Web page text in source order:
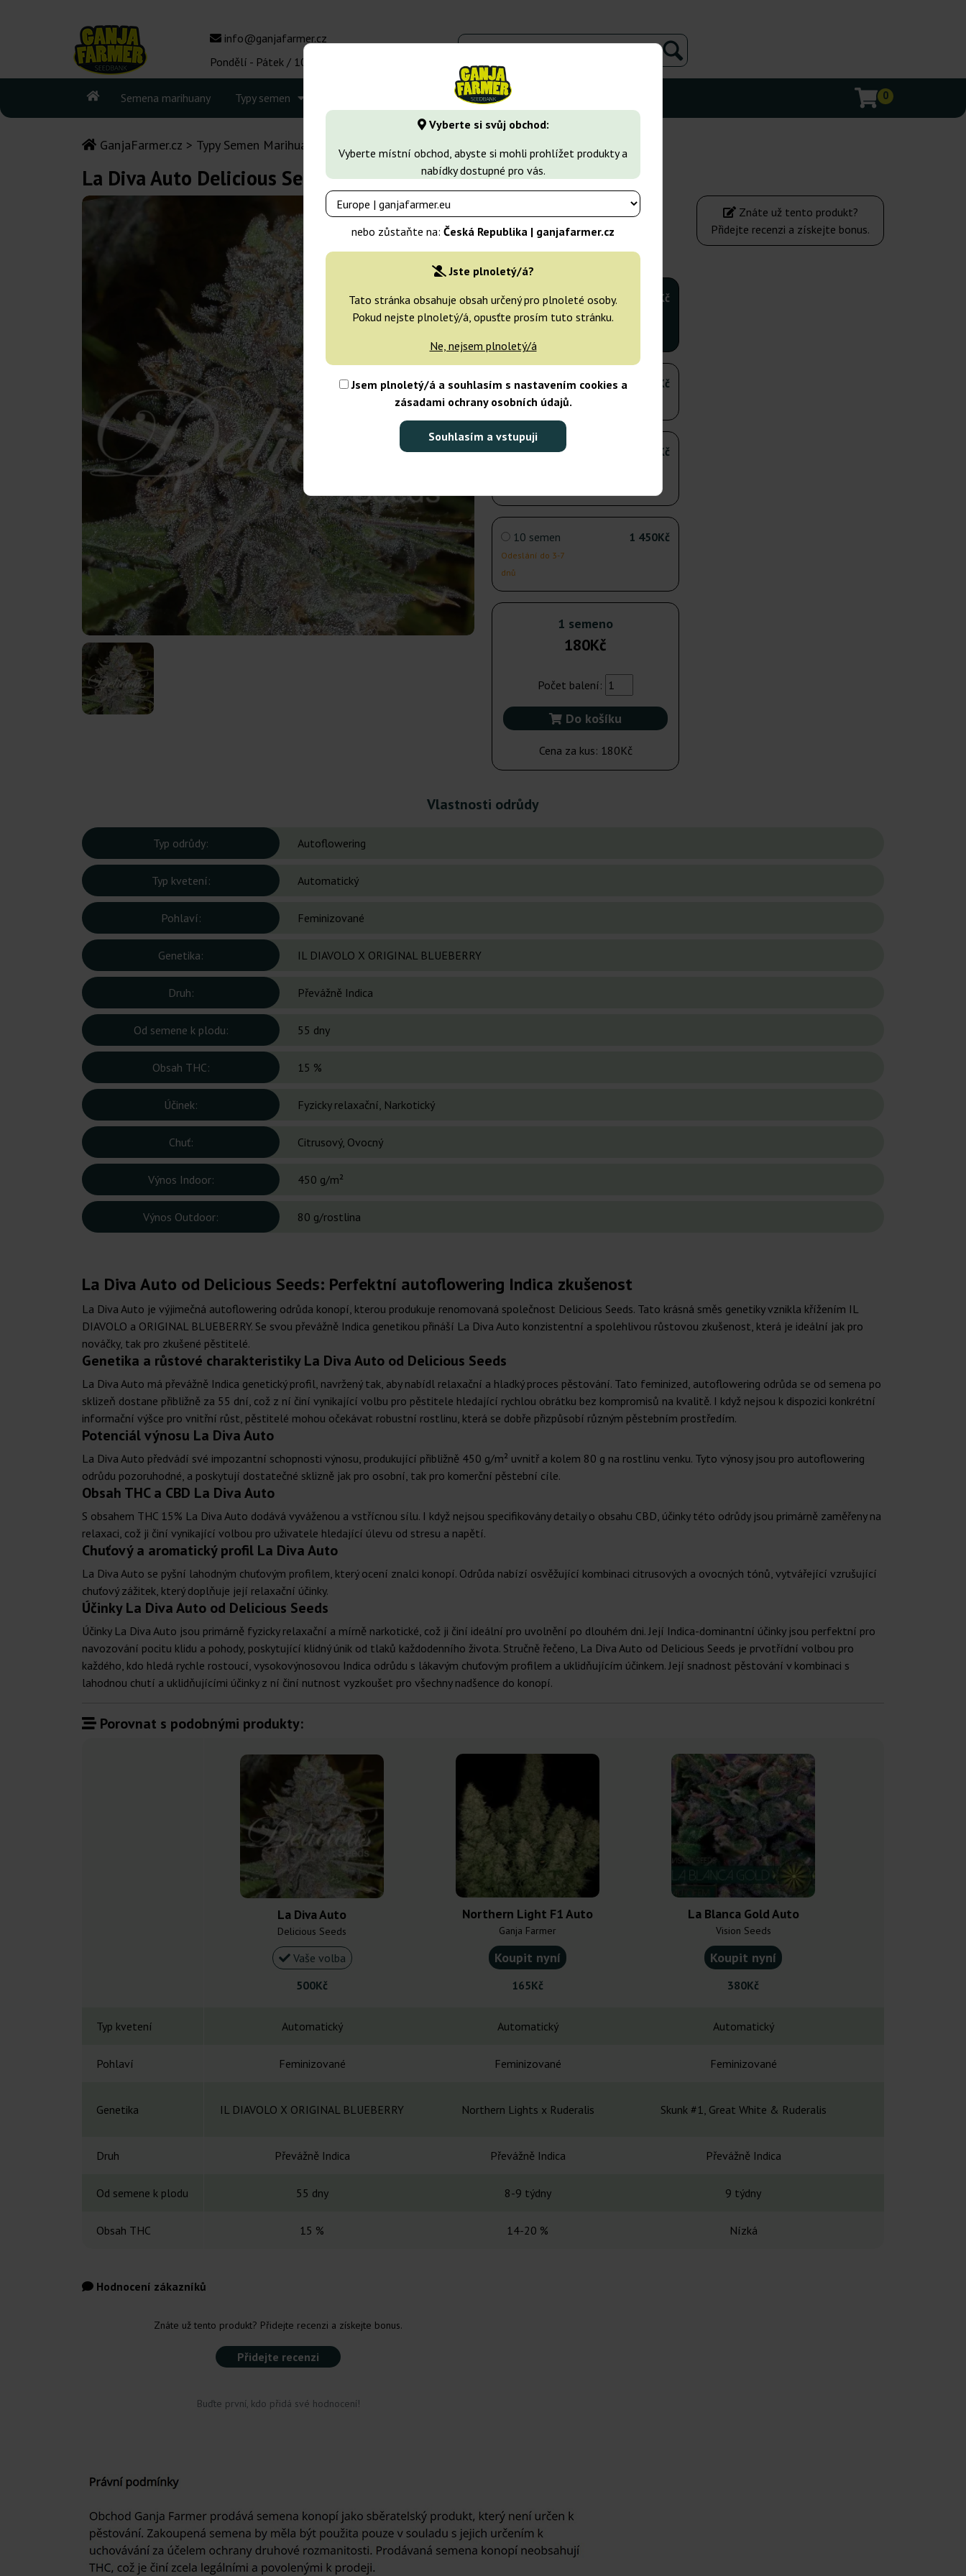
Vyberte si svůj obchod:
Vyberte místní obchod, abyste si mohli prohlížet produkty a
nabídky dostupné pro vás.
nebo zůstaňte na: Česká Republika | ganjafarmer.cz
Jste plnoletý/á?
Tato stránka obsahuje obsah určený pro plnoleté osoby.
Pokud nejste plnoletý/á, opusťte prosím tuto stránku.
Ne, nejsem plnoletý/á
Jsem plnoletý/á a souhlasím s nastavením cookies a
zásadami ochrany osobních údajů.
Souhlasím a vstupuji
info@ganjafarmer.cz
Pondělí - Pátek / 10:00 - 16:00
Semena marihuany Typy semen Druhy marihuany 0
GanjaFarmer.cz Typy Semen Marihuany
La Diva Auto Delicious Seeds
Delicious Seeds
1 semeno
Odeslání do 3-7
180Kč
3 semena
Nedostupné
500Kč
5 semen 790Kč
10 semen
Odeslání do 3-7
dnů
1 450Kč
1 semeno
180Kč
Počet balení:
Do košíku
Cena za kus: 180Kč
Znáte už tento produkt?
Přidejte recenzi a získejte bonus.
Vlastnosti odrůdy
Typ odrůdy: Autoflowering
Typ kvetení: Automatický
Pohlaví: Feminizované
Genetika: IL DIAVOLO X ORIGINAL BLUEBERRY
Druh: Převážně Indica
Od semene k plodu: 55 dny
Obsah THC: 15 %
Účinek: Fyzicky relaxační, Narkotický
Chuť: Citrusový, Ovocný
Výnos Indoor: 450 g/m²
Výnos Outdoor: 80 g/rostlina
La Diva Auto od Delicious Seeds: Perfektní autoflowering Indica zkušenost
La Diva Auto je výjimečná autoflowering odrůda konopí, kterou produkuje renomovaná společnost Delicious Seeds. Tato krásná směs genetiky vznikla křížením IL
DIAVOLO a ORIGINAL BLUEBERRY. Se svou převážně Indica genetikou přináší La Diva Auto konzistentní a spolehlivou růstovou zkušenost, která je ideální jak pro
nováčky, tak pro zkušené pěstitelé.
Genetika a růstové charakteristiky La Diva Auto od Delicious Seeds
La Diva Auto má převážně Indica genetický profil, navržený tak, aby nabídl relaxační a hladký proces pěstování. Tato feminized, autoflowering odrůda se od semena po
sklizeň dostane přibližně za 55 dní, což z ní činí vynikající volbu pro pěstitele hledající rychlou obrátku bez kompromisů na kvalitě. I když nejsou k dispozici konkrétní
informační výšce pro vnitřní růst, pěstitelé mohou očekávat robustní rostlinu, která se dobře přizpůsobí různým pěstebním prostředím.
Potenciál výnosu La Diva Auto
La Diva Auto předvádí své impozantní schopnosti výnosu, produkující přibližně 450 g/m² uvnitř a kolem 80 g na rostlinu venku. Tyto výnosy jsou pro autoflowering
odrůdu pozoruhodné, a poskytují dostatečné sklizně jak pro osobní, tak pro komerční pěstební cíle.
Obsah THC a CBD La Diva Auto
S obsahem THC 15% La Diva Auto dodává vyváženou a vstřícnou sílu. I když nejsou specifikovány detaily o obsahu CBD, účinky této odrůdy jsou primárně zaměřeny na
relaxaci, což ji činí vynikající volbou pro uživatele hledající úlevu od stresu a napětí.
Chuťový a aromatický profil La Diva Auto
La Diva Auto se pyšní lahodným chuťovým profilem, který ocení znalci konopí. Odrůda nabízí osvěžující kombinaci citrusových a ovocných tónů, vytvářející vzrušující
chuťový zážitek, který doplňuje její relaxační účinky.
Účinky La Diva Auto od Delicious Seeds
Účinky La Diva Auto jsou primárně fyzicky relaxační a mírně narkotické, což ji činí ideální pro uvolnění po dlouhém dni. Její Indica-dominantní účinky jsou perfektní pro
navozování pocitu klidu a pohody, poskytující klidný únik od tlaků každodenního života. Stručně řečeno, La Diva Auto od Delicious Seeds je prvotřídní volbou pro
každého, kdo hledá rychle rostoucí, vysokovýnosovou Indica odrůdu s lákavým chuťovým profilem a uklidňujícím účinkem. Její snadnost pěstování v kombinaci s
lahodnou chutí a uklidňujícími účinky z ní činí nutnost vyzkoušet pro všechny nadšence do konopí.
Porovnat s podobnými produkty:
La Diva Auto
Delicious Seeds
Vaše volba
500Kč
Northern Light F1 Auto
Ganja Farmer
Koupit nyní
165Kč
La Blanca Gold Auto
Vision Seeds
Koupit nyní
380Kč
Typ kvetení Automatický Automatický Automatický
Pohlaví Feminizované Feminizované Feminizované
Genetika IL DIAVOLO X ORIGINAL BLUEBERRY Northern Lights x Ruderalis Skunk #1, Great White & Ruderalis
Druh Převážně Indica Převážně Indica Převážně Indica
Od semene k plodu 55 dny 8-9 týdny 9 týdny
Obsah THC 15 % 14-20 % Nízká
Hodnocení zákazníků
Znáte už tento produkt? Přidejte recenzi a získejte bonus.
Přidejte recenzi
Buďte první, kdo přidá své hodnocení!